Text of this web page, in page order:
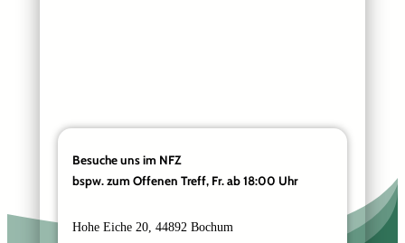
Besuche uns im NFZ
bspw. zum Offenen Treff, Fr. ab 18:00 Uhr
Hohe Eiche 20, 44892 Bochum